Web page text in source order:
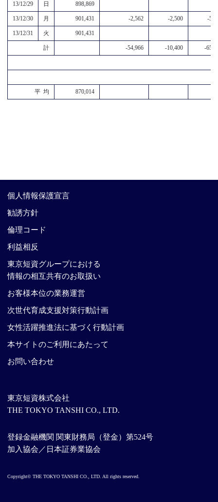
13/12/29 日 898,869
13/12/30 月 901,431 -2,562 -2,500 -
13/12/31 火 901,431
計 -54,966 -10,400 -
平 均 870,014
東京短資株式会社
THE TOKYO TANSHI CO., LTD.
登録金融機関 関東財務局（登金）第524号
加入協会／日本証券業協会
個人情報保護宣言
勧誘方針
倫理コード
利益相反
東京短資グループにおける
情報の相互共有のお取扱い
お客様本位の業務運営
次世代育成支援対策行動計画
女性活躍推進法に基づく行動計画
本サイトのご利用にあたって
お問い合わせ
Copyright© THE TOKYO TANSHI CO., LTD. All rights reserved.